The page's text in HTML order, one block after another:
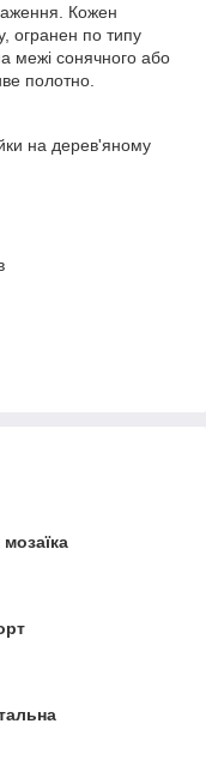
Кожен
огранен по типу
межі сонячного або
полотно.
на дерев'яному